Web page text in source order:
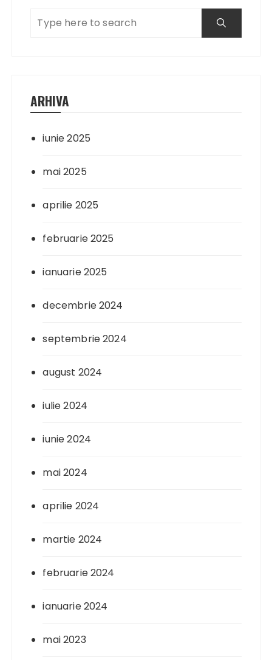
ARHIVA
iunie 2025
mai 2025
aprilie 2025
februarie 2025
ianuarie 2025
decembrie 2024
septembrie 2024
august 2024
iulie 2024
iunie 2024
mai 2024
aprilie 2024
martie 2024
februarie 2024
ianuarie 2024
mai 2023